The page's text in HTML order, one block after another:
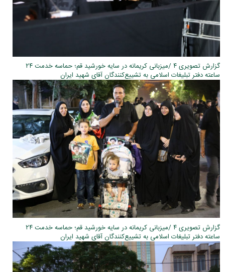
گزارش تصویری ۴ /میزبانی کریمانه در سایه خورشید قم؛ حماسه خدمت ۲۴
ساعته دفتر تبلیغات اسلامی به تشییع‌کنندگان آقای شهید ایران
گزارش تصویری ۴ /میزبانی کریمانه در سایه خورشید قم؛ حماسه خدمت ۲۴
ساعته دفتر تبلیغات اسلامی به تشییع‌کنندگان آقای شهید ایران